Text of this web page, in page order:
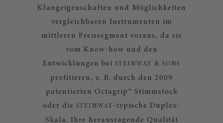
Klangeigenschaften und Möglichkeiten
vergleichbaren Instrumenten im
mittleren Preissegment voraus, da sie
vom Know-how und den
Entwicklungen bei STEINWAY & SONS
profitieren, z. B. durch den 2009
patentierten Octagrip™ Stimmstock
oder die
STEINWAY -typische Duplex-
Skala. Ihre herausragende Qualität